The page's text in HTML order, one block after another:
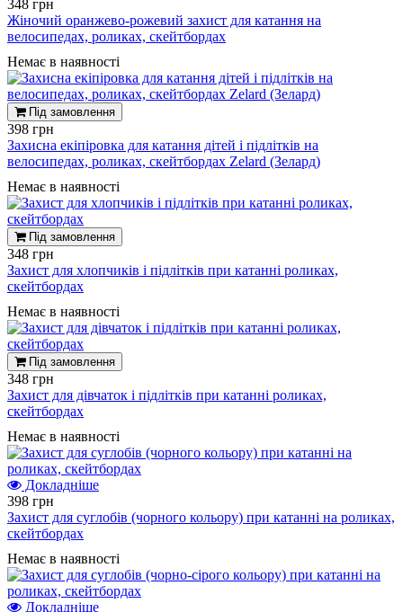
348 грн
Жіночий оранжево-рожевий захист для катання на
велосипедах, роликах, скейтбордах
Немає в наявності
Під замовлення
398 грн
Захисна екіпіровка для катання дітей і підлітків на
велосипедах, роликах, скейтбордах Zelard (Зелард)
Немає в наявності
Під замовлення
348 грн
Захист для хлопчиків і підлітків при катанні роликах,
скейтбордах
Немає в наявності
Під замовлення
348 грн
Захист для дівчаток і підлітків при катанні роликах,
скейтбордах
Немає в наявності
Докладніше
398 грн
Захист для суглобів (чорного кольору) при катанні на роликах,
скейтбордах
Немає в наявності
Докладніше